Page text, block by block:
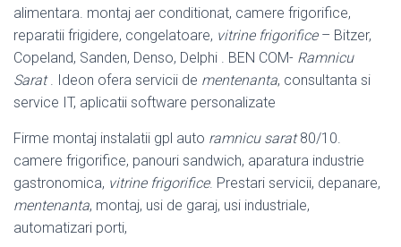
alimentara. montaj aer conditionat, camere frigorifice,
reparatii frigidere, congelatoare, vitrine frigorifice– Bitzer,
Copeland, Sanden, Denso, Delphi . BEN COM- Ramnicu
Sarat. Ideon ofera servicii de mentenanta, consultanta si
service IT, aplicatii software personalizate
Firme montaj instalatii gpl auto ramnicu sarat80/10.
camere frigorifice, panouri sandwich, aparatura industrie
gastronomica, vitrine frigorifice. Prestari servicii, depanare,
mentenanta, montaj, usi de garaj, usi industriale,
automatizari porti,